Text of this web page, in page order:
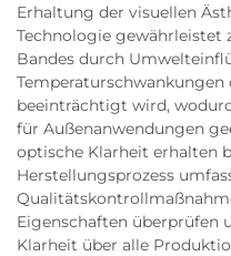
Erhaltung der visuellen
Technologie gewährleistet
Bandes durch
beeinträchtigt wird,
für Außenanwendungen
optische Klarheit erhalten
Herstellungsprozess
Eigenschaften überprüfen
Klarheit über alle